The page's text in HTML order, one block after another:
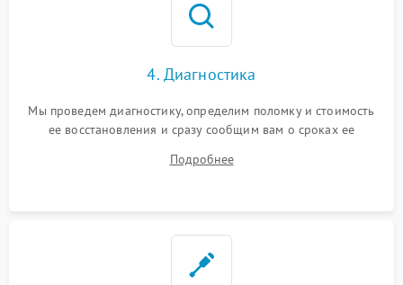
4. Диагностика
Мы проведем диагностику, определим поломку и стоимость
ее восстановления и сразу сообщим вам о сроках ее
Подробнее